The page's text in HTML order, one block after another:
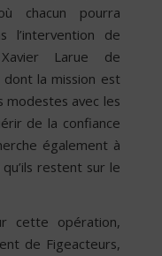
chacun pourra
l’intervention de
Xavier Larue de
dont la mission est
modestes avec les
de la confiance
également à
restent sur le
cette opération,
de Figeacteurs,